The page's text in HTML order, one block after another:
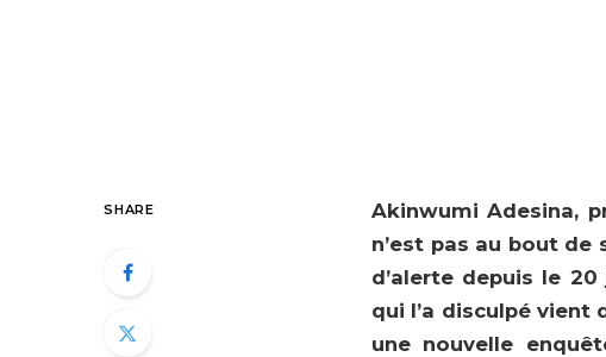
SHARE
Akinwumi Adesina,
n’est pas au bout
d’alerte depuis le
qui l’a disculpé vient
une nouvelle